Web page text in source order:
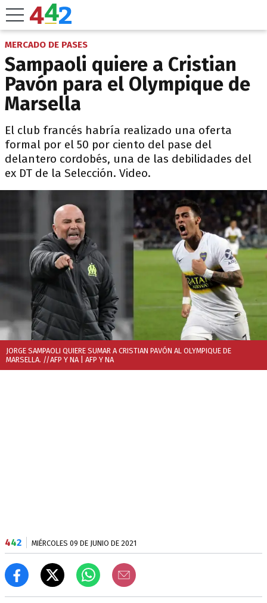
MERCADO DE PASES
Sampaoli quiere a Cristian
Pavón para el Olympique de
Marsella
El club francés habría realizado una oferta
formal por el 50 por ciento del pase del
delantero cordobés, una de las debilidades del
ex DT de la Selección. Video.
JORGE SAMPAOLI QUIERE SUMAR A CRISTIAN PAVÓN AL OLYMPIQUE DE
MARSELLA. //AFP Y NA | AFP Y NA
442 MIÉRCOLES 09 DE JUNIO DE 2021